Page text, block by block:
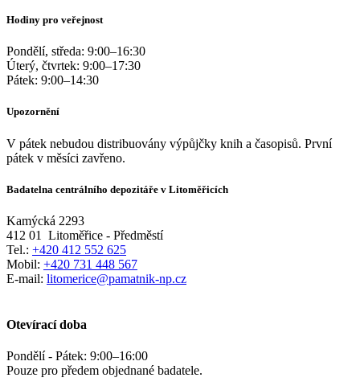
Hodiny pro veřejnost
Pondělí, středa: 9:00–16:30
Úterý, čtvrtek: 9:00–17:30
Pátek: 9:00–14:30
Upozornění
V pátek nebudou distribuovány výpůjčky knih a časopisů. První
pátek v měsíci zavřeno.
Badatelna centrálního depozitáře v Litoměřicích
Kamýcká 2293
412 01
Litoměřice - Předměstí
Tel.: +420 412 552 625
Mobil: +420 731 448 567
E-mail: litomerice@pamatnik-np.cz
Otevírací doba
Pondělí - Pátek: 9:00–16:00
Pouze pro předem objednané badatele.